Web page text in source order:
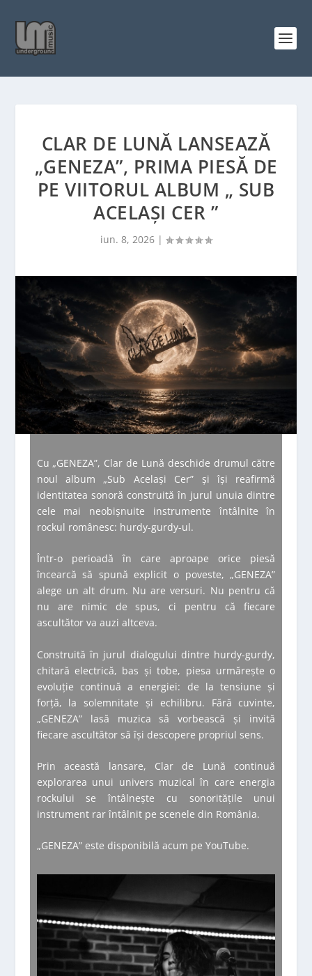
CLAR DE LUNĂ LANSEAZĂ
„GENEZA”, PRIMA PIESĂ DE
PE VIITORUL ALBUM „ SUB
ACELAȘI CER ”
iun. 8, 2026 |
Cu „GENEZA”, Clar de Lună deschide drumul către
noul album „Sub Același Cer” și își reafirmă
identitatea sonoră construită în jurul unuia dintre
cele mai neobișnuite instrumente întâlnite în
rockul românesc: hurdy-gurdy-ul.
Într-o perioadă în care aproape orice piesă
încearcă să spună explicit o poveste, „GENEZA”
alege un alt drum. Nu are versuri. Nu pentru că
nu are nimic de spus, ci pentru că fiecare
ascultător va auzi altceva.
Construită în jurul dialogului dintre hurdy-gurdy,
chitară electrică, bas și tobe, piesa urmărește o
evoluție continuă a energiei: de la tensiune și
forță, la solemnitate și echilibru. Fără cuvinte,
„GENEZA” lasă muzica să vorbească și invită
fiecare ascultător să își descopere propriul sens.
Prin această lansare, Clar de Lună continuă
explorarea unui univers muzical în care energia
rockului se întâlnește cu sonoritățile unui
instrument rar întâlnit pe scenele din România.
„GENEZA” este disponibilă acum pe YouTube.